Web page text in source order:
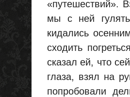
«путешествий».
мы с ней
кидались
сходить
сказал ей, что
глаза, взял на
попробовали